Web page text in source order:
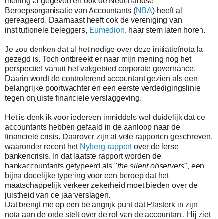
Beroepsorganisatie van Accountants (NBA) heeft al
gereageerd. Daarnaast heeft ook de vereniging van
institutionele beleggers, Eumedion, haar stem laten horen.
Je zou denken dat al het nodige over deze initiatiefnota la
gezegd is. Toch ontbreekt er naar mijn mening nog het
perspectief vanuit het vakgebied corporate governance.
Daarin wordt de controlerend accountant gezien als een
belangrijke poortwachter en een eerste verdedigingslinie
tegen onjuiste financiele verslaggeving.
Het is denk ik voor iedereen inmiddels wel duidelijk dat de
accountants hebben gefaald in de aanloop naar de
financiele crisis. Daarover zijn al vele rapporten geschreven,
waaronder recent het Nyberg-rapportover de Ierse
bankencrisis. In dat laatste rapport worden de
bankaccountants getypeerd als "the silent observers", een
bijna dodelijke typering voor een beroep dat het
maatschappelijk verkeer zekerheid moet bieden over de
juistheid van de jaarverslagen.
Dat brengt me op een belangrijk punt dat Plasterk in zijn
nota aan de orde stelt over de rol van de accountant. Hij ziet